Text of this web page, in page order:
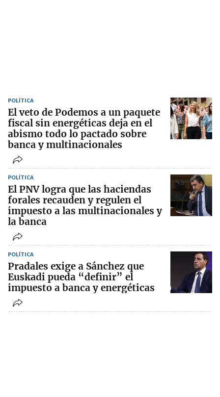
POLÍTICA
El veto de Podemos a un paquete
fiscal sin energéticas deja en el
abismo todo lo pactado sobre
banca y multinacionales
POLÍTICA
El PNV logra que las haciendas
forales recauden y regulen el
impuesto a las multinacionales y
la banca
POLÍTICA
Pradales exige a Sánchez que
Euskadi pueda “definir” el
impuesto a banca y energéticas